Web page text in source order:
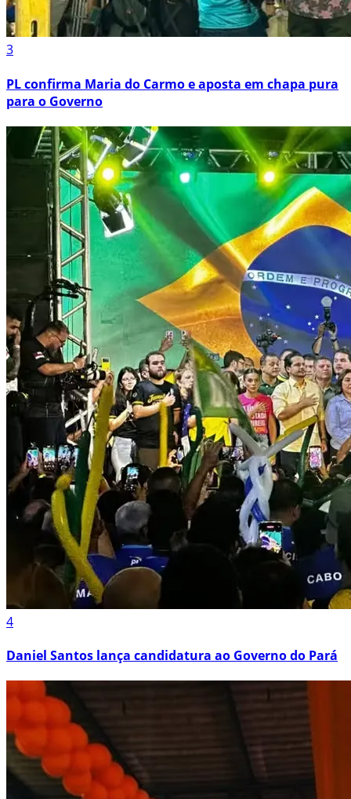
3
PL confirma Maria do Carmo e aposta em chapa pura
para o Governo
4
Daniel Santos lança candidatura ao Governo do Pará